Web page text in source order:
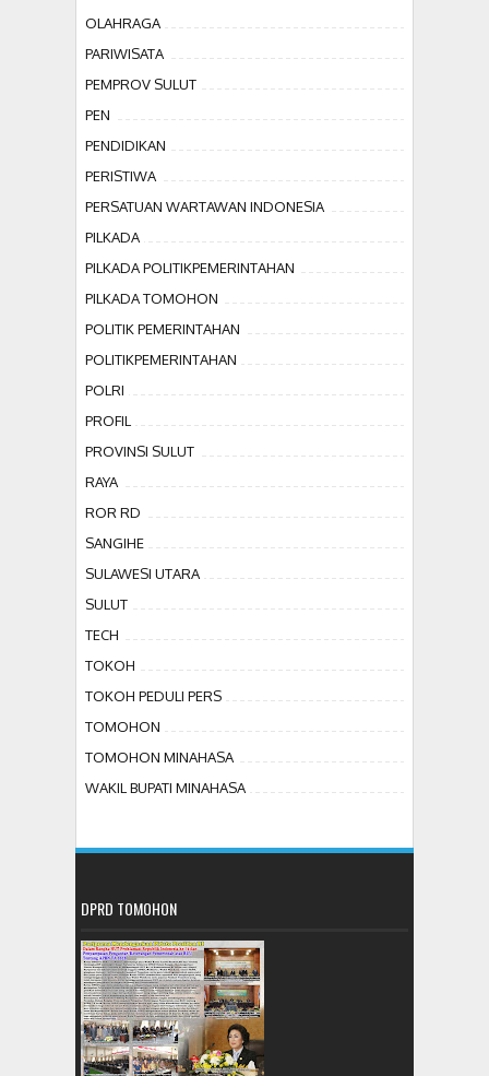
OLAHRAGA
PARIWISATA
PEMPROV SULUT
PEN
PENDIDIKAN
PERISTIWA
PERSATUAN WARTAWAN INDONESIA
PILKADA
PILKADA POLITIKPEMERINTAHAN
PILKADA TOMOHON
POLITIK PEMERINTAHAN
POLITIKPEMERINTAHAN
POLRI
PROFIL
PROVINSI SULUT
RAYA
ROR RD
SANGIHE
SULAWESI UTARA
SULUT
TECH
TOKOH
TOKOH PEDULI PERS
TOMOHON
TOMOHON MINAHASA
WAKIL BUPATI MINAHASA
DPRD TOMOHON